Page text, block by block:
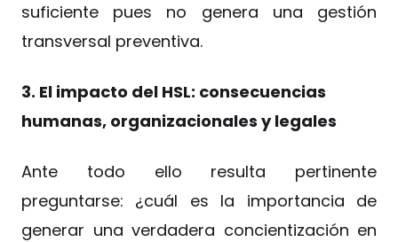
suficiente pues no genera una gestión
transversal preventiva.
3. El impacto del HSL: consecuencias
humanas, organizacionales y legales
Ante todo ello resulta pertinente
preguntarse: ¿cuál es la importancia de
generar una verdadera concientización en